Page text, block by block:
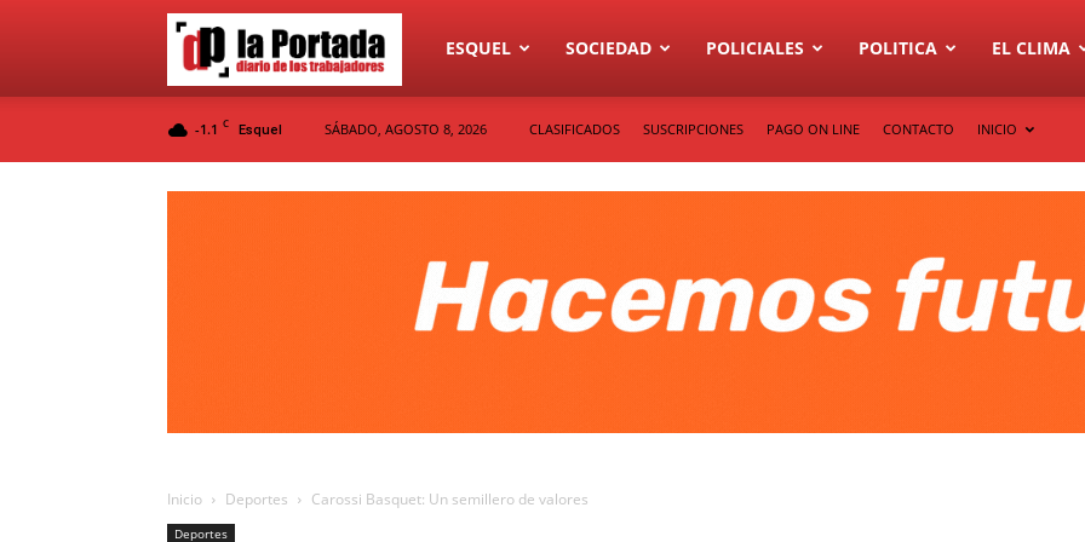
Diario
ESQUEL SOCIEDAD POLICIALES POLITICA EL CLIMA
-1.1 C Esquel SÁBADO, AGOSTO 8, 2026 CLASIFICADOS SUSCRIPCIONES PAGO ON LINE CONTACTO INICIO
Inicio Deportes Carossi Basquet: Un semillero de valores
Deportes